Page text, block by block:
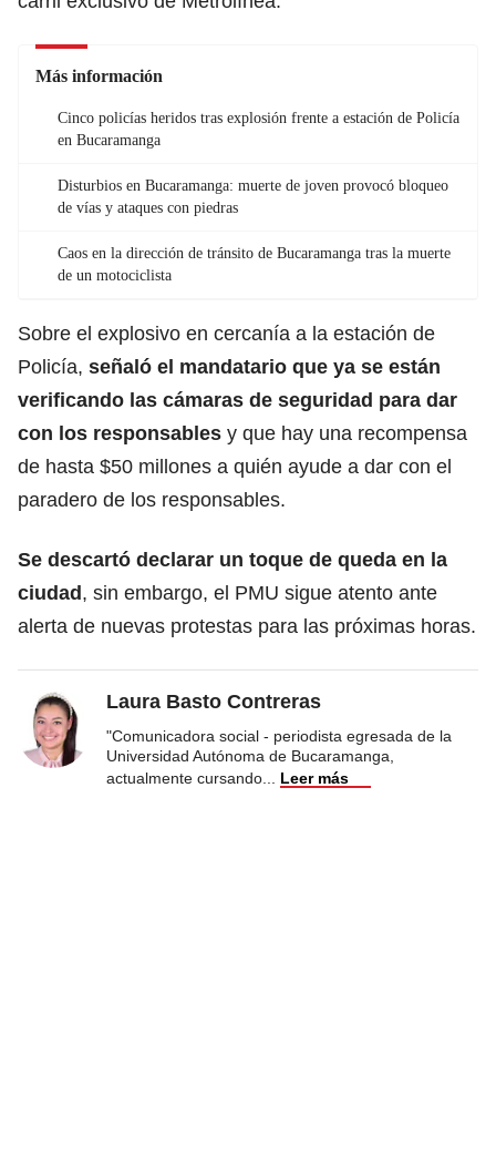
Más información
Cinco policías heridos tras explosión frente a estación de Policía
en Bucaramanga
Disturbios en Bucaramanga: muerte de joven provocó bloqueo
de vías y ataques con piedras
Caos en la dirección de tránsito de Bucaramanga tras la muerte
de un motociclista
Sobre el explosivo en cercanía a la estación de
Policía, señaló el mandatario que ya se están
verificando las cámaras de seguridad para dar
con los responsables y que hay una recompensa
de hasta $50 millones a quién ayude a dar con el
paradero de los responsables.
Se descartó declarar un toque de queda en la
ciudad, sin embargo, el PMU sigue atento ante
alerta de nuevas protestas para las próximas horas.
Laura Basto Contreras
"Comunicadora social - periodista egresada de la
Universidad Autónoma de Bucaramanga,
actualmente cursando
Leer más